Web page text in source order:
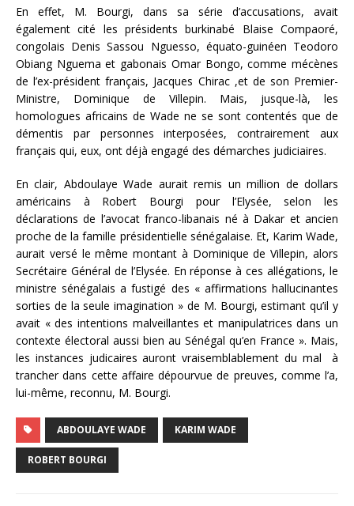
En effet, M. Bourgi, dans sa série d’accusations, avait
également cité les présidents burkinabé Blaise Compaoré,
congolais Denis Sassou Nguesso, équato-guinéen Teodoro
Obiang Nguema et gabonais Omar Bongo, comme mécènes
de l’ex-président français, Jacques Chirac ,et de son Premier-
Ministre, Dominique de Villepin. Mais, jusque-là, les
homologues africains de Wade ne se sont contentés que de
démentis par personnes interposées, contrairement aux
français qui, eux, ont déjà engagé des démarches judiciaires.
En clair, Abdoulaye Wade aurait remis un million de dollars
américains à Robert Bourgi pour l’Elysée, selon les
déclarations de l’avocat franco-libanais né à Dakar et ancien
proche de la famille présidentielle sénégalaise. Et, Karim Wade,
aurait versé le même montant à Dominique de Villepin, alors
Secrétaire Général de l’Elysée. En réponse à ces allégations, le
ministre sénégalais a fustigé des « affirmations hallucinantes
sorties de la seule imagination » de M. Bourgi, estimant qu’il y
avait « des intentions malveillantes et manipulatrices dans un
contexte électoral aussi bien au Sénégal qu’en France ». Mais,
les instances judicaires auront vraisemblablement du mal à
trancher dans cette affaire dépourvue de preuves, comme l’a,
lui-même, reconnu, M. Bourgi.
ABDOULAYE WADE KARIM WADE
ROBERT BOURGI